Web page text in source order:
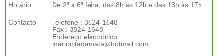
Horário De 2ª a 6ª feira, das 8h às 12h e das 13h às 17h.
Contacto
Telefone : 3824-1648
Fax : 3824-1648
Endereço electrónico :
marionitadamata@hotmail.com